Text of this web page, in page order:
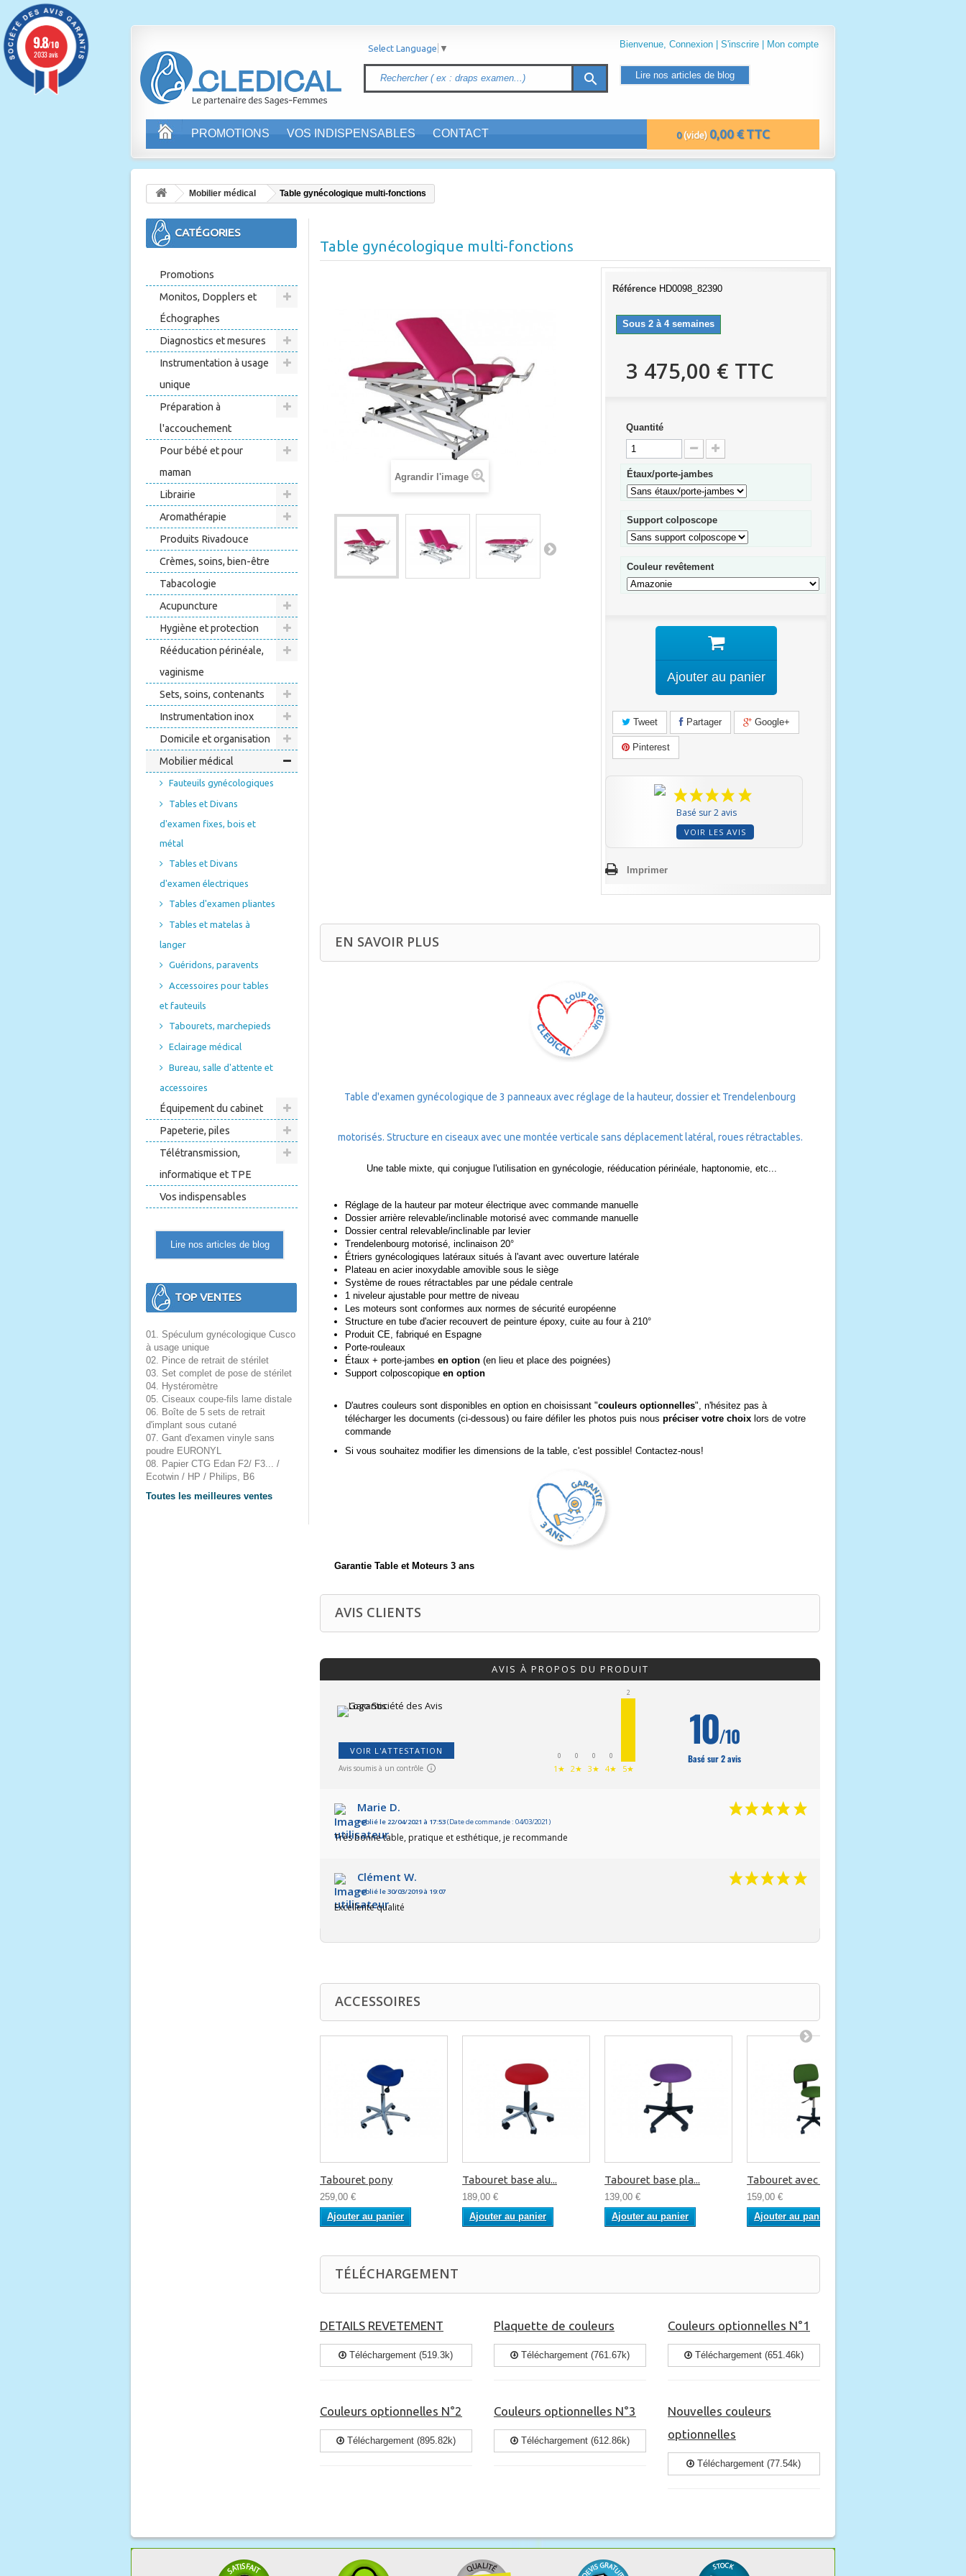
Bienvenue, Connexion | S'inscrire | Mon compte
search
0 (vide) 0,00 € TTC
PROMOTIONS VOS INDISPENSABLES CONTACT
Lire nos articles de blog
Select Language ▼
Mobilier médical Table gynécologique multi-fonctions
CATÉGORIES
Promotions
Monitos, Dopplers et
Échographes
Diagnostics et mesures
Instrumentation à usage
unique
Préparation à
l'accouchement
Pour bébé et pour
maman
Librairie
Aromathérapie
Produits Rivadouce
Crèmes, soins, bien-être
Tabacologie
Acupuncture
Hygiène et protection
Rééducation périnéale,
vaginisme
Sets, soins, contenants
Instrumentation inox
Domicile et organisation
Mobilier médical
Fauteuils gynécologiques
Tables et Divans
d'examen fixes, bois et
métal
Tables et Divans
d'examen électriques
Tables d'examen pliantes
Tables et matelas à
langer
Guéridons, paravents
Accessoires pour tables
et fauteuils
Tabourets, marchepieds
Eclairage médical
Bureau, salle d'attente et
accessoires
Équipement du cabinet
Papeterie, piles
Télétransmission,
informatique et TPE
Vos indispensables
Lire nos articles de blog
TOP VENTES
01. Spéculum gynécologique Cusco
à usage unique
02. Pince de retrait de stérilet
03. Set complet de pose de stérilet
04. Hystéromètre
05. Ciseaux coupe-fils lame distale
06. Boîte de 5 sets de retrait
d'implant sous cutané
07. Gant d'examen vinyle sans
poudre EURONYL
08. Papier CTG Edan F2/ F3... /
Ecotwin / HP / Philips, B6
Toutes les meilleures ventes
Table gynécologique multi-fonctions
Agrandir l'image
Référence HD0098_82390
Sous 2 à 4 semaines
3 475,00 € TTC
Quantité
Étaux/porte-jambes
Support colposcope
Couleur revêtement
Ajouter au panier
Tweet Partager Google+
Pinterest
Basé sur 2 avis
VOIR LES AVIS
Imprimer
EN SAVOIR PLUS
Table d'examen gynécologique de 3 panneaux avec réglage de la hauteur, dossier et Trendelenbourg
motorisés. Structure en ciseaux avec une montée verticale sans déplacement latéral, roues rétractables.
Une table mixte, qui conjugue l'utilisation en gynécologie, rééducation périnéale, haptonomie, etc...
Réglage de la hauteur par moteur électrique avec commande manuelle
Dossier arrière relevable/inclinable motorisé avec commande manuelle
Dossier central relevable/inclinable par levier
Trendelenbourg motorisé, inclinaison 20°
Étriers gynécologiques latéraux situés à l'avant avec ouverture latérale
Plateau en acier inoxydable amovible sous le siège
Système de roues rétractables par une pédale centrale
1 niveleur ajustable pour mettre de niveau
Les moteurs sont conformes aux normes de sécurité européenne
Structure en tube d'acier recouvert de peinture époxy, cuite au four à 210°
Produit CE, fabriqué en Espagne
Porte-rouleaux
Étaux + porte-jambes en option (en lieu et place des poignées)
Support colposcopique en option
D'autres couleurs sont disponibles en option en choisissant "couleurs optionnelles", n'hésitez pas à
télécharger les documents (ci-dessous) ou faire défiler les photos puis nous préciser votre choix lors de votre
commande
Si vous souhaitez modifier les dimensions de la table, c'est possible! Contactez-nous!
Garantie Table et Moteurs 3 ans
AVIS CLIENTS
AVIS À PROPOS DU PRODUIT
VOIR L'ATTESTATION
Avis soumis à un contrôle
0
1★
0
2★
0
3★
0
4★
2
5★
10/10
Basé sur 2 avis
Marie D.
Publié le 22/04/2021 à 17:53(Date de commande : 04/03/2021)
Très bonne table, pratique et esthétique, je recommande
Clément W.
Publié le 30/03/2019 à 19:07
Excellente qualité
ACCESSOIRES
Tabouret pony
259,00 €
Ajouter au panier
Tabouret base alu...
189,00 €
Ajouter au panier
Tabouret base pla...
139,00 €
Ajouter au panier
Tabouret avec dos...
159,00 €
Ajouter au panier
TÉLÉCHARGEMENT
DETAILS REVETEMENT
Téléchargement (519.3k)
Plaquette de couleurs
Téléchargement (761.67k)
Couleurs optionnelles N°1
Téléchargement (651.46k)
Couleurs optionnelles N°2
Téléchargement (895.82k)
Couleurs optionnelles N°3
Téléchargement (612.86k)
Nouvelles couleurs
optionnelles
Téléchargement (77.54k)
9.8/10
2033 avis